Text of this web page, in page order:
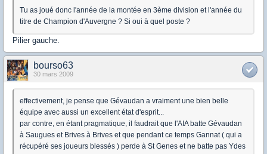
Tu as joué donc l'année de la montée en 3ème division et l'année du
titre de Champion d'Auvergne ? Si oui à quel poste ?
Pilier gauche.
bourso63
30 mars 2009
effectivement, je pense que Gévaudan a vraiment une bien belle
équipe avec aussi un excellent état d'esprit...
par contre, en étant pragmatique, il faudrait que l'AIA batte Gévaudan
à Saugues et Brives à Brives et que pendant ce temps Gannat ( qui a
récupéré ses joueurs blessés ) perde à St Genes et ne batte pas Ydes